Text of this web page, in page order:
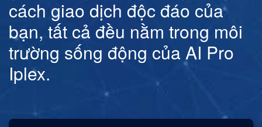
cách giao dịch độc đáo của
bạn, tất cả đều nằm trong môi
trường sống động của AI Pro
Iplex.